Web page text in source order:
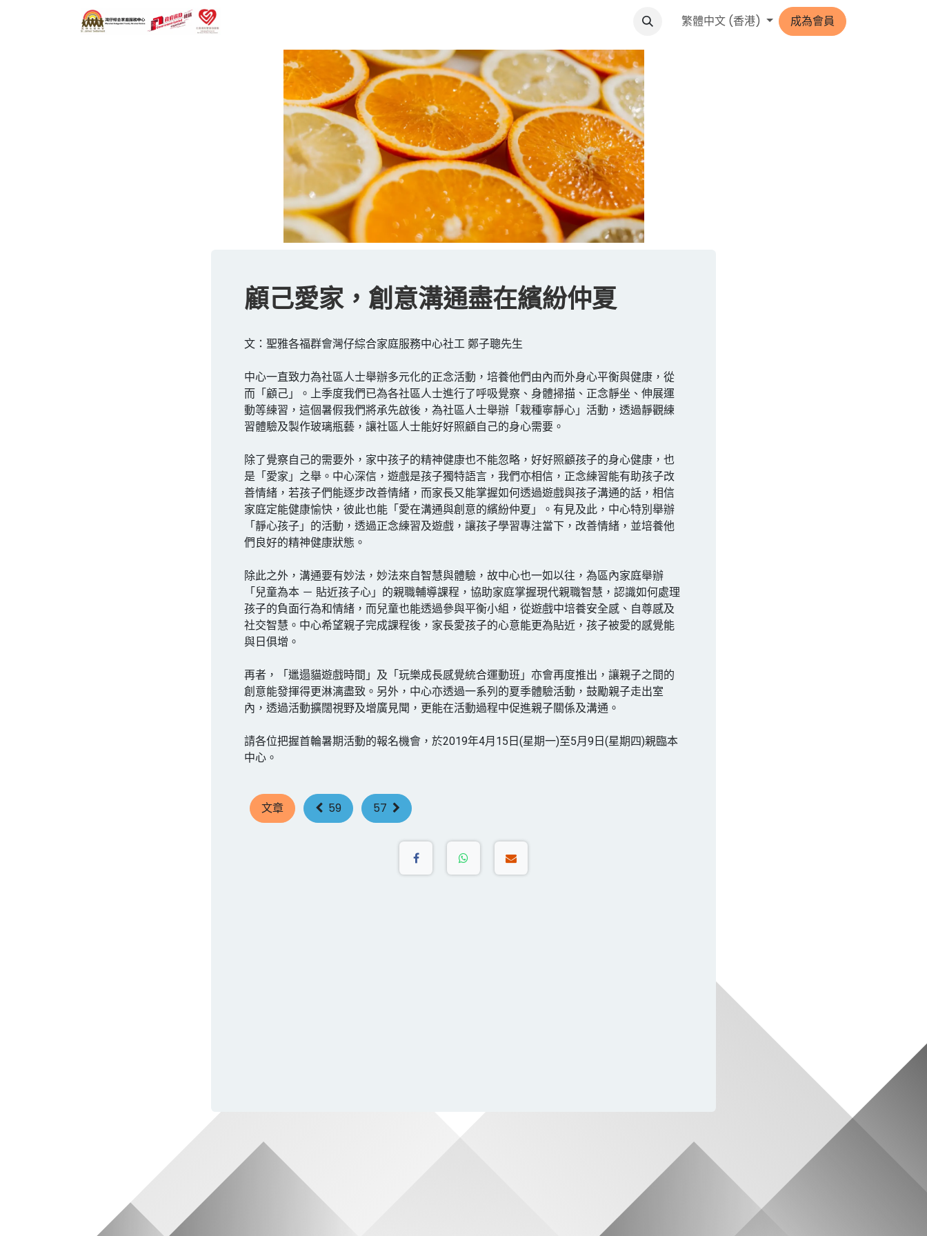
繁體中文 (香港) 成為會員
顧己愛家，創意溝通盡在繽紛仲夏
文：聖雅各福群會灣仔綜合家庭服務中心社工 鄭子聰先生
中心一直致力為社區人士舉辦多元化的正念活動，培養他們由內而外身心平衡與健康，從
而「顧己」。上季度我們已為各社區人士進行了呼吸覺察、身體掃描、正念靜坐、伸展運
動等練習，這個暑假我們將承先啟後，為社區人士舉辦「栽種寧靜心」活動，透過靜觀練
習體驗及製作玻璃瓶藝，讓社區人士能好好照顧自己的身心需要。
除了覺察自己的需要外，家中孩子的精神健康也不能忽略，好好照顧孩子的身心健康，也
是「愛家」之舉。中心深信，遊戲是孩子獨特語言，我們亦相信，正念練習能有助孩子改
善情緒，若孩子們能逐步改善情緒，而家長又能掌握如何透過遊戲與孩子溝通的話，相信
家庭定能健康愉快，彼此也能「愛在溝通與創意的繽紛仲夏」。有見及此，中心特別舉辦
「靜心孩子」的活動，透過正念練習及遊戲，讓孩子學習專注當下，改善情緒，並培養他
們良好的精神健康狀態。
除此之外，溝通要有妙法，妙法來自智慧與體驗，故中心也一如以往，為區內家庭舉辦
「兒童為本 － 貼近孩子心」的親職輔導課程，協助家庭掌握現代親職智慧，認識如何處理
孩子的負面行為和情緒，而兒童也能透過參與平衡小組，從遊戲中培養安全感、自尊感及
社交智慧。中心希望親子完成課程後，家長愛孩子的心意能更為貼近，孩子被愛的感覺能
與日俱增。
再者，「邋遢貓遊戲時間」及「玩樂成長感覺統合運動班」亦會再度推出，讓親子之間的
創意能發揮得更淋漓盡致。另外，中心亦透過一系列的夏季體驗活動，鼓勵親子走出室
內，透過活動擴闊視野及增廣見聞，更能在活動過程中促進親子關係及溝通。
請各位把握首輪暑期活動的報名機會，於2019年4月15日(星期一)至5月9日(星期四)親臨本
中心。
文章 59 57